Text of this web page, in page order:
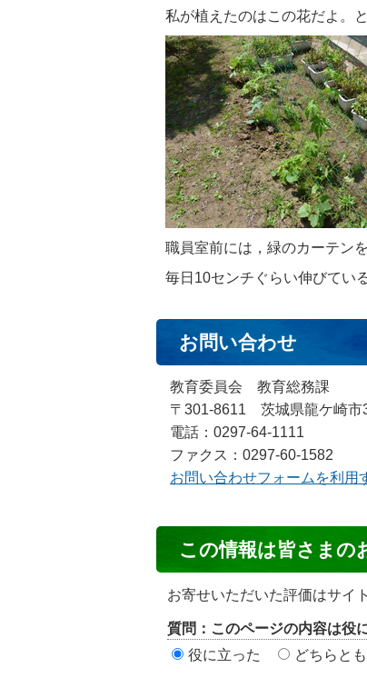
私が植えたのはこの花だよ。
職員室前には，緑のカーテン
毎日10センチぐらい伸びてい
お問い合わせ
教育委員会 教育総務課
〒301-8611 茨城県龍ケ崎市
電話：0297-64-1111
ファクス：0297-60-1582
お問い合わせフォームを利用
ン
テ
ン
ツ
この情報は皆さまの
お寄せいただいた評価はサイ
質問：このページの内容は役
役に立った
どちらと